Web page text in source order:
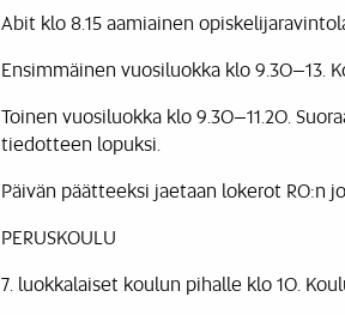
Abit klo 8.15 aamiainen
Ensimmäinen vuosiluokka klo 9.30–13.
Toinen vuosiluokka klo 9.30–11.20.
tiedotteen lopuksi.
Päivän päätteeksi jaetaan lokerot RO:n
PERUSKOULU
7. luokkalaiset koulun pihalle klo 10.